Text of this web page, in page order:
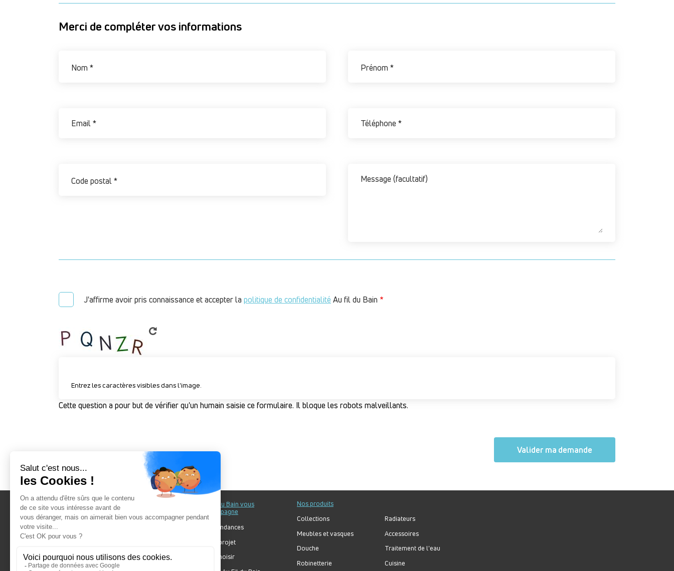
Merci de compléter vos informations
J'affirme avoir pris connaissance et accepter la politique de confidentialitéAu fil du Bain
Entrez les caractères visibles dans l'image.
Cette question a pour but de vérifier qu'un humain saisie ce formulaire. Il bloque les robots malveillants.
Au fil du Bain
Nos showrooms
Nos engagements
Au fil du Bain vous
accompagne
Nos tendances
Votre projet
Bien choisir
Nos produits
Collections
Meubles et vasques
Douche
Robinetterie
Radiateurs
Accessoires
Traitement de l'eau
Cuisine